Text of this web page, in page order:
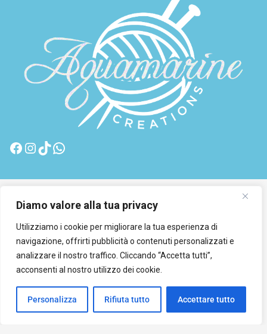
Diamo valore alla tua privacy
Utilizziamo i cookie per migliorare la tua esperienza di
navigazione, offrirti pubblicità o contenuti personalizzati e
analizzare il nostro traffico. Cliccando “Accetta tutti”,
acconsenti al nostro utilizzo dei cookie.
Personalizza Rifiuta tutto Accettare tutto
© 2026 GMG Media Company Di Mossutti Gianluca |
Sede legale: Corso Umberto Maddalena 25 - Cap
83030 - Venticano (AV) | P.IVA: 03234710642 | C.F:
MSSGLC89D15L483O | REA: AV - 313130 | Domicilio
digitale: gmgmediacompany@pec.it